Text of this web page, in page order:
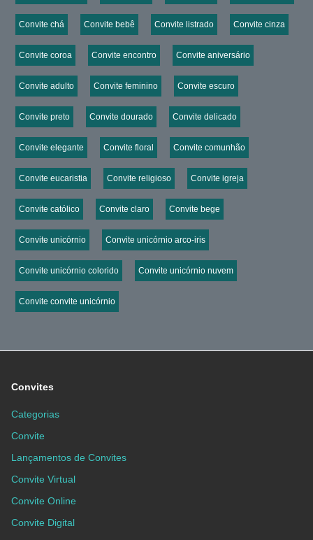
Convite chá Convite bebê Convite listrado Convite cinza
Convite coroa Convite encontro Convite aniversário
Convite adulto Convite feminino Convite escuro
Convite preto Convite dourado Convite delicado
Convite elegante Convite floral Convite comunhão
Convite eucaristia Convite religioso Convite igreja
Convite católico Convite claro Convite bege
Convite unicórnio Convite unicórnio arco-iris
Convite unicórnio colorido Convite unicórnio nuvem
Convite convite unicórnio
Convites
Categorias
Convite
Lançamentos de Convites
Convite Virtual
Convite Online
Convite Digital